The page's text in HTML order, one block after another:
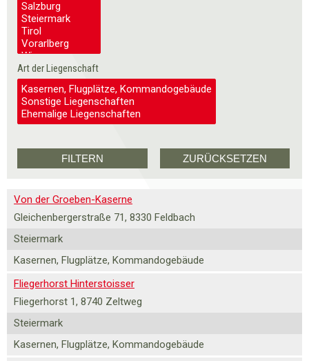
Art der Liegenschaft
Von der Groeben-Kaserne
Gleichenbergerstraße 71, 8330 Feldbach
Steiermark
Kasernen, Flugplätze, Kommandogebäude
Fliegerhorst Hinterstoisser
Fliegerhorst 1, 8740 Zeltweg
Steiermark
Kasernen, Flugplätze, Kommandogebäude